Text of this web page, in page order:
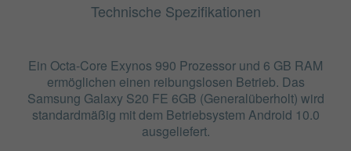
Technische Spezifikationen
Ein Octa-Core Exynos 990 Prozessor und 6 GB RAM
ermöglichen einen reibungslosen Betrieb. Das
Samsung Galaxy S20 FE 6GB (Generalüberholt) wird
standardmäßig mit dem Betriebsystem Android 10.0
ausgeliefert.